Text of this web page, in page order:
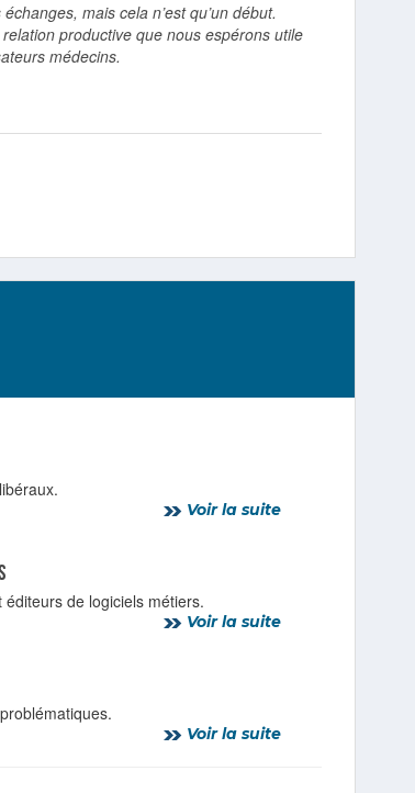
mais cela n’est qu’un début.
productive que nous espérons utile
médecins.
Voir la suite
de logiciels métiers.
Voir la suite
Voir la suite